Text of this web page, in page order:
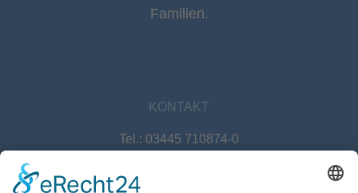
Familien.
KONTAKT
Tel.: 03445 710874-0
E-Mail: info@lebenshilfe-naumburg.de